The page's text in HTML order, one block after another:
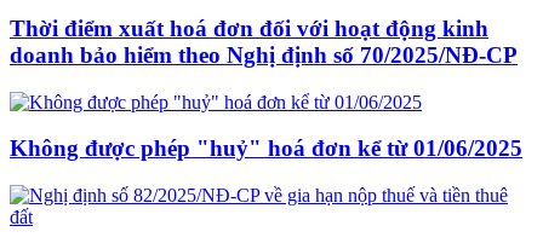
Thời điểm xuất hoá đơn đối với hoạt động kinh
doanh bảo hiểm theo Nghị định số 70/2025/NĐ-CP
Không được phép "huỷ" hoá đơn kể từ 01/06/2025